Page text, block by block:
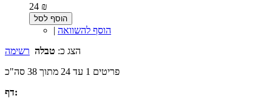
24 ₪
הוסף לסל
| הוסף להשוואה
הצג כ: טבלה רשימה
פריטים 1 עד 24 מתוך 38 סה"כ
דף: